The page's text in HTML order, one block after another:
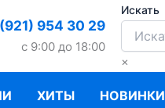
954 30 29
c 9:00 до 18:00
Искать
×
ХИТЫ НОВИНКИ